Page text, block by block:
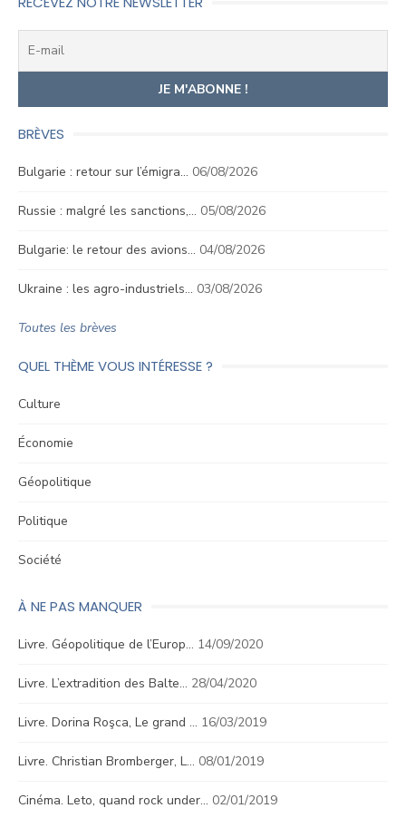
BRÈVES
Bulgarie : retour sur l’émigra… 06/08/2026
Russie : malgré les sanctions,… 05/08/2026
Bulgarie: le retour des avions… 04/08/2026
Ukraine : les agro-industriels… 03/08/2026
Toutes les brèves
QUEL THÈME VOUS INTÉRESSE ?
Culture
Économie
Géopolitique
Politique
Société
À NE PAS MANQUER
Livre. Géopolitique de l’Europ… 14/09/2020
Livre. L’extradition des Balte… 28/04/2020
Livre. Dorina Roşca, Le grand … 16/03/2019
Livre. Christian Bromberger, L… 08/01/2019
Cinéma. Leto, quand rock under… 02/01/2019